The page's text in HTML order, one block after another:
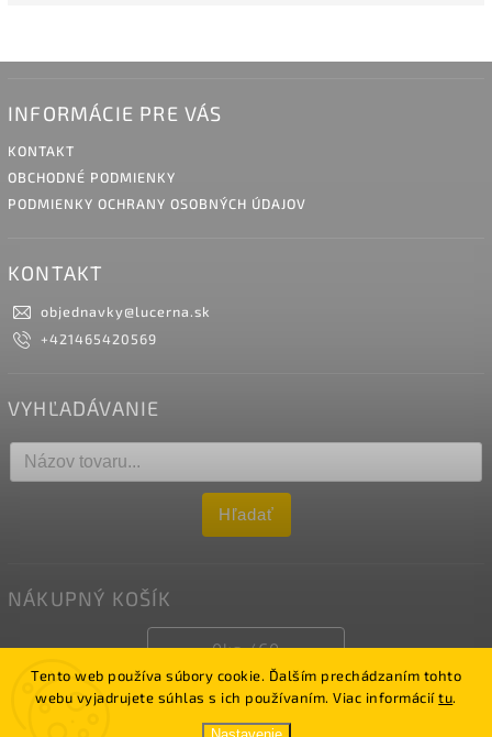
Tento web používa súbory cookie. Ďalším prechádzaním tohto
webu vyjadrujete súhlas s ich používaním. Viac informáciítu.
INFORMÁCIE PRE VÁS
KONTAKT
OBCHODNÉ PODMIENKY
PODMIENKY OCHRANY OSOBNÝCH ÚDAJOV
KONTAKT
objednavky@lucerna.sk
+421465420569
VYHĽADÁVANIE
Hľadať
NÁKUPNÝ KOŠÍK
0ks /€0
LUCERNA. Všetky práva vyhradené.